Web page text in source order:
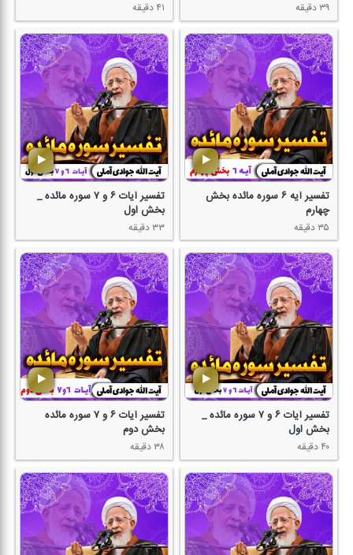
۳۹ دقیقه ۴۱ دقیقه
تفسیر آیه ۶ سوره مائده بخش
چهارم
۳۵ دقیقه
تفسیر آیات ۶ و ۷ سوره مائده _
بخش اول
۳۳ دقیقه
تفسیر آیات ۶ و ۷ سوره مائده _
بخش اول
۴۰ دقیقه
تفسیر آیات ۶ و ۷ سوره مائده
بخش دوم
۳۸ دقیقه